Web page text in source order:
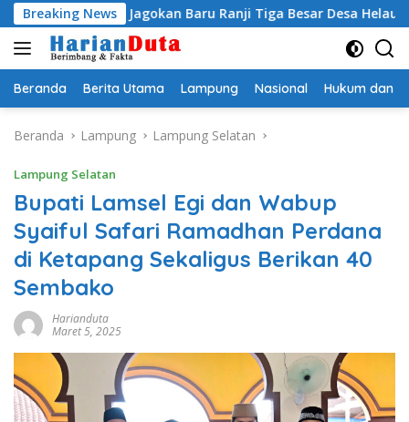
Langsung
ke
konten
Breaking News
Egi Jagokan Baru Ranji Tiga Besar Desa Helau
Beranda Berita Utama Lampung Nasional Hukum dan
Beranda Lampung Lampung Selatan
Lampung Selatan
Bupati Lamsel Egi dan Wabup
Syaiful Safari Ramadhan Perdana
di Ketapang Sekaligus Berikan 40
Sembako
Harianduta
Maret 5, 2025